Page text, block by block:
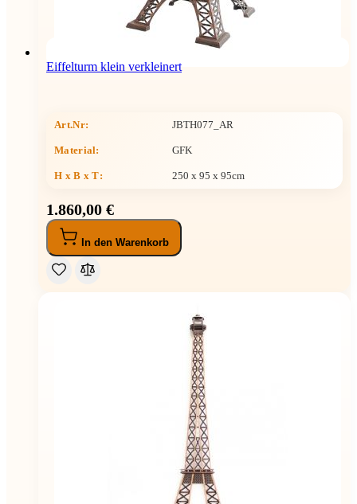
Eiffelturm klein verkleinert
Art.Nr: JBTH077_AR
Material: GFK
H x B x T: 250 x 95 x 95cm
1.860,00 €
In den Warenkorb